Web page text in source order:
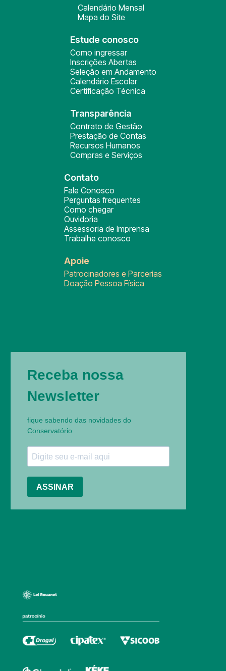
Calendário Mensal
Mapa do Site
Estude conosco
Como ingressar
Inscrições Abertas
Seleção em Andamento
Calendário Escolar
Certificação Técnica
Transparência
Contrato de Gestão
Prestação de Contas
Recursos Humanos
Compras e Serviços
Contato
Fale Conosco
Perguntas frequentes
Como chegar
Ouvidoria
Assessoria de Imprensa
Trabalhe conosco
Apoie
Patrocinadores e Parcerias
Doação Pessoa Física